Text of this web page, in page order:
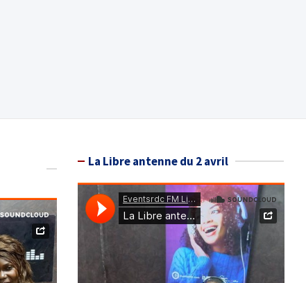
La Libre antenne du 2 avril